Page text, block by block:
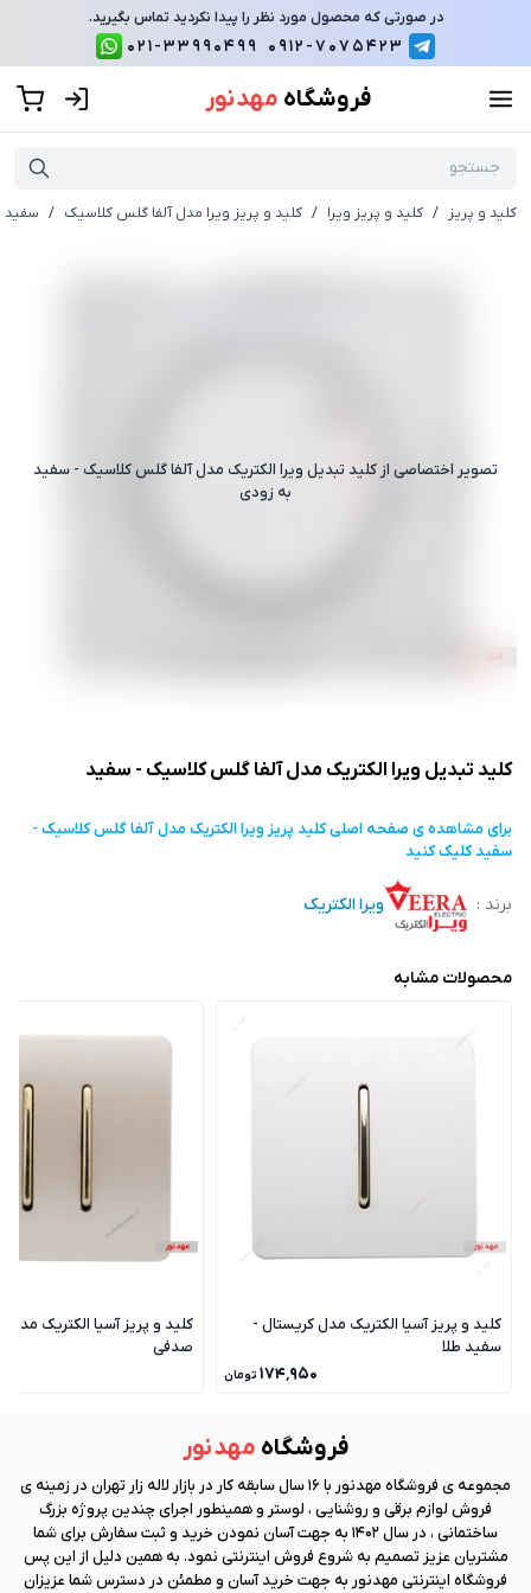
در صورتی که محصول مورد نظر را پیدا نکردید تماس بگیرید.
0912-7075423
021-33990499
فروشگاه مهد نور
کلید و پریز / کلید و پریز ویرا / کلید و پریز ویرا مدل آلفا گلس کلاسیک / سفید
تصویر اختصاصی از کلید تبدیل ویرا الکتریک مدل آلفا گلس کلاسیک - سفید
به زودی
کلید تبدیل ویرا الکتریک مدل آلفا گلس کلاسیک - سفید
برای مشاهده ی صفحه اصلیکلید پریز ویرا الکتریک مدل آلفا گلس کلاسیک -
سفیدکلیک کنید
برند : ویرا الکتریک
محصولات مشابه
کلید و پریز آسیا الکتریک مدل کریستال -
سفید طلا
۱۷۴٬۹۵۰ تومان
کلید و پریز آسیا الکتریک مدل
صدفی
فروشگاه مهد نور
مجموعه ی فروشگاه مهد نور
با 16 سال سابقه کار در بازار لاله زار تهران در زمینه ی
فروش لوازم برقی و روشنایی ، لوستر و همینطور اجرای چندین پروژه بزرگ
ساختمانی ، در سال 1402 به جهت آسان نمودن خرید و ثبت سفارش برای شما
مشتریان عزیز تصمیم به شروع فروش اینترنتی نمود. به همین دلیل از این پس
فروشگاه اینترنتی مهد نور به جهت خرید آسان و مطمئن در دسترس شما عزیزان